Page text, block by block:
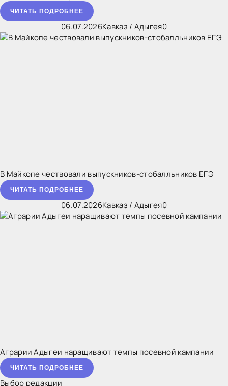
ЧИТАТЬ ПОДРОБНЕЕ
06.07.2026Кавказ / Адыгея0
В Майкопе чествовали выпускников-стобалльников ЕГЭ
ЧИТАТЬ ПОДРОБНЕЕ
06.07.2026Кавказ / Адыгея0
Аграрии Адыгеи наращивают темпы посевной кампании
ЧИТАТЬ ПОДРОБНЕЕ
Выбор редакции